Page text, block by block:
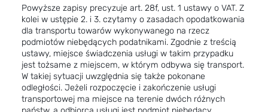
Powyższe zapisy precyzuje art. 28f, ust. 1 ustawy o VAT. Z
kolei w ustępie 2. i 3. czytamy o zasadach opodatkowania
dla transportu towarów wykonywanego na rzecz
podmiotów niebędących podatnikami. Zgodnie z treścią
ustawy, miejsce świadczenia usługi w takim przypadku
jest tożsame z miejscem, w którym odbywa się transport.
W takiej sytuacji uwzględnia się także pokonane
odległości. Jeżeli rozpoczęcie i zakończenie usługi
transportowej ma miejsce na terenie dwóch różnych